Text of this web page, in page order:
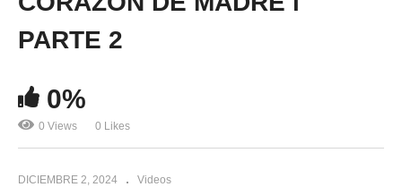
PARTE 2
0%
0 Views 0 Likes
DICIEMBRE 2, 2024 Videos